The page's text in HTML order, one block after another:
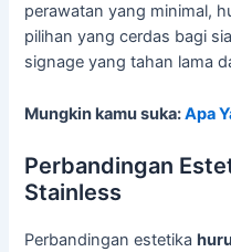
perawatan yang minimal,
pilihan yang cerdas bagi
signage yang tahan lama
Mungkin kamu suka:Apa
Perbandingan
Stainless
Perbandingan estetika